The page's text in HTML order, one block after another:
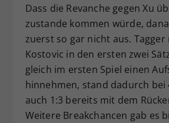
Dass die Revanche gegen Xu
zustande kommen würde,
zuerst so gar nicht aus. Tagger
Kostovic in den ersten zwei
gleich im ersten Spiel einen
hinnehmen, stand dadurch bei
auch 1:3 bereits mit dem
Weitere Breakchancen gab es